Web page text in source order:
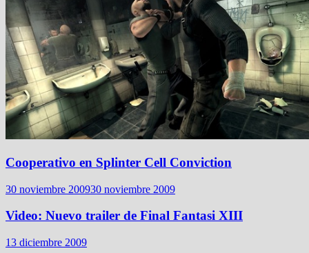
Cooperativo en Splinter Cell Conviction
30 noviembre 200930 noviembre 2009
Video: Nuevo trailer de Final Fantasi XIII
13 diciembre 2009